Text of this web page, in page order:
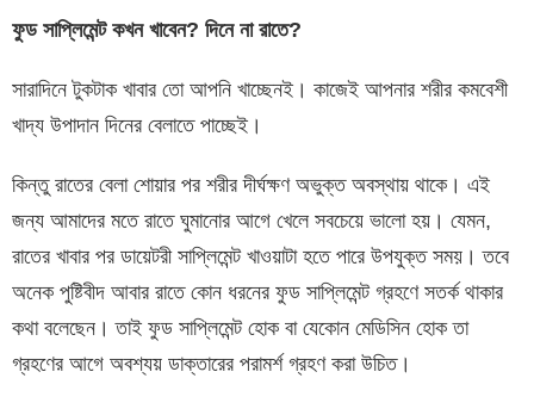
ফুড সাপ্লিমেন্ট কখন খাবেন? দিনে না রাতে?
সারাদিনে টুকটাক খাবার তো আপনি খাচ্ছেনই। কাজেই আপনার শরীর কমবেশী
খাদ্য উপাদান দিনের বেলাতে পাচ্ছেই।
কিন্তু রাতের বেলা শোয়ার পর শরীর দীর্ঘক্ষণ অভুক্ত অবস্থায় থাকে। এই
জন্য আমাদের মতে রাতে ঘুমানোর আগে খেলে সবচেয়ে ভালো হয়। যেমন,
রাতের খাবার পর ডায়েটরী সাপ্লিমেন্ট খাওয়াটা হতে পারে উপযুক্ত সময়। তবে
অনেক পুষ্টিবীদ আবার রাতে কোন ধরনের ফুড সাপ্লিমেন্ট গ্রহণে সতর্ক থাকার
কথা বলেছেন। তাই ফুড সাপ্লিমেন্ট হোক বা যেকোন মেডিসিন হোক তা
গ্রহণের আগে অবশ্যয় ডাক্তারের পরামর্শ গ্রহণ করা উচিত।